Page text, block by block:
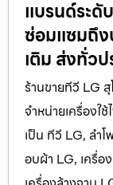
แบรนด์ระดั
ซ่อมแซมถึง
เติม ส่งทั่วป
ร้านขายทีวี LG
จำหน่ายเครื่องใ
เป็น ทีวี LG, ลำ
อบผ้า LG, เครื่อ